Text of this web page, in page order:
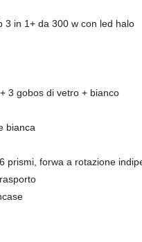
3 in 1+ da 300 w con led halo
3 gobos di vetro + bianco
bianca
prismi, forwa a rotazione